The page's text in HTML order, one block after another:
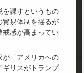
を課すというもの
貿易体制を揺るが
戒感が高まってい
が「アメリカへの
ギリスがトランプ